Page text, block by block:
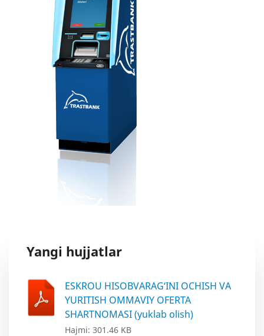
Yangi hujjatlar
ESKROU HISOBVARAG‘INI OCHISH VA
YURITISH OMMAVIY OFERTA
SHARTNOMASI (yuklab olish)
Hajmi: 301.46 KB